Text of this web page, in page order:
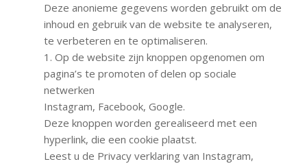
Deze anonieme gegevens worden gebruikt om de
inhoud en gebruik van de website te analyseren,
te verbeteren en te optimaliseren.
1. Op de website zijn knoppen opgenomen om
pagina’s te promoten of delen op sociale
netwerken
Instagram, Facebook, Google.
Deze knoppen worden gerealiseerd met een
hyperlink, die een cookie plaatst.
Leest u de Privacy verklaring van Instagram,